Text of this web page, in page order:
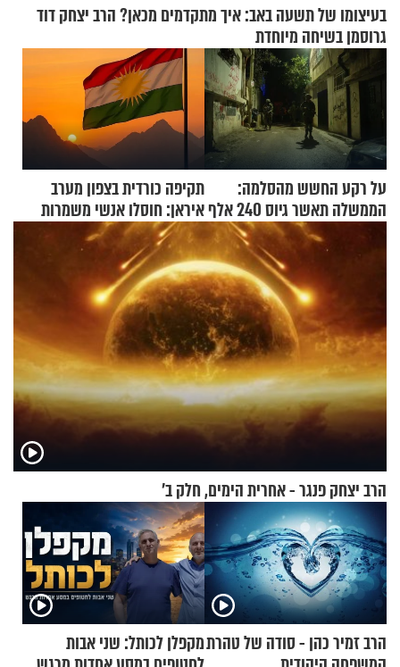
בעיצומו של תשעה באב: איך מתקדמים מכאן? הרב יצחק דוד
גרוסמן בשיחה מיוחדת
על רקע החשש מהסלמה:
הממשלה תאשר גיוס 240 אלף
אנשי מילואים
תקיפה כורדית בצפון מערב
איראן: חוסלו אנשי משמרות
המהפכה
הרב יצחק פנגר - אחרית הימים, חלק ב’
הרב זמיר כהן - סודה של טהרתמקפלן לכותל: שני אבות